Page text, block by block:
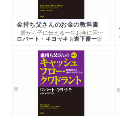
金持ち父さんのお金の教科書
─親から子に伝える一生お金に困らない考え方
ロバート・キヨサキ著岩下慶一訳